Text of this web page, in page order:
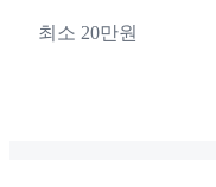
최소 20만원